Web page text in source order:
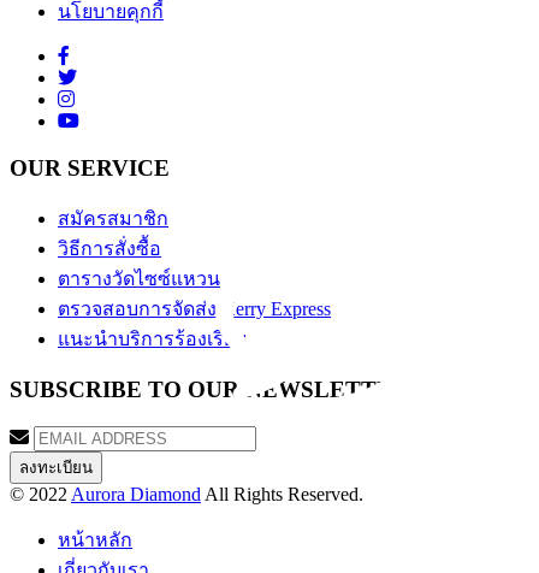
นโยบายคุกกี้
OUR SERVICE
สมัครสมาชิก
วิธีการสั่งซื้อ
ตารางวัดไซซ์แหวน
ตรวจสอบการจัดส่ง Kerry Express
แนะนำบริการร้องเรียน
SUBSCRIBE TO OUR NEWSLETTER
© 2022 Aurora Diamond All Rights Reserved.
หน้าหลัก